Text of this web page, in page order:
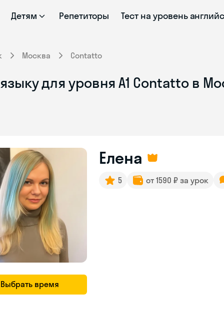
Детям Репетиторы Тест на уровень
Москва Contatto
для уровня А1 Contatto в
Выбрать время
Елена
5 от 1590 ₽ за урок